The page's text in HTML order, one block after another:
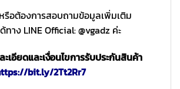
อต้องการสอบถามข้อมูลเพิ่มเติม
าง LINE Official: @vgadz ค่ะ
เอียดและเงื่อนไขการรับประกันสินค้า
bit.ly/2Tt2Rr7